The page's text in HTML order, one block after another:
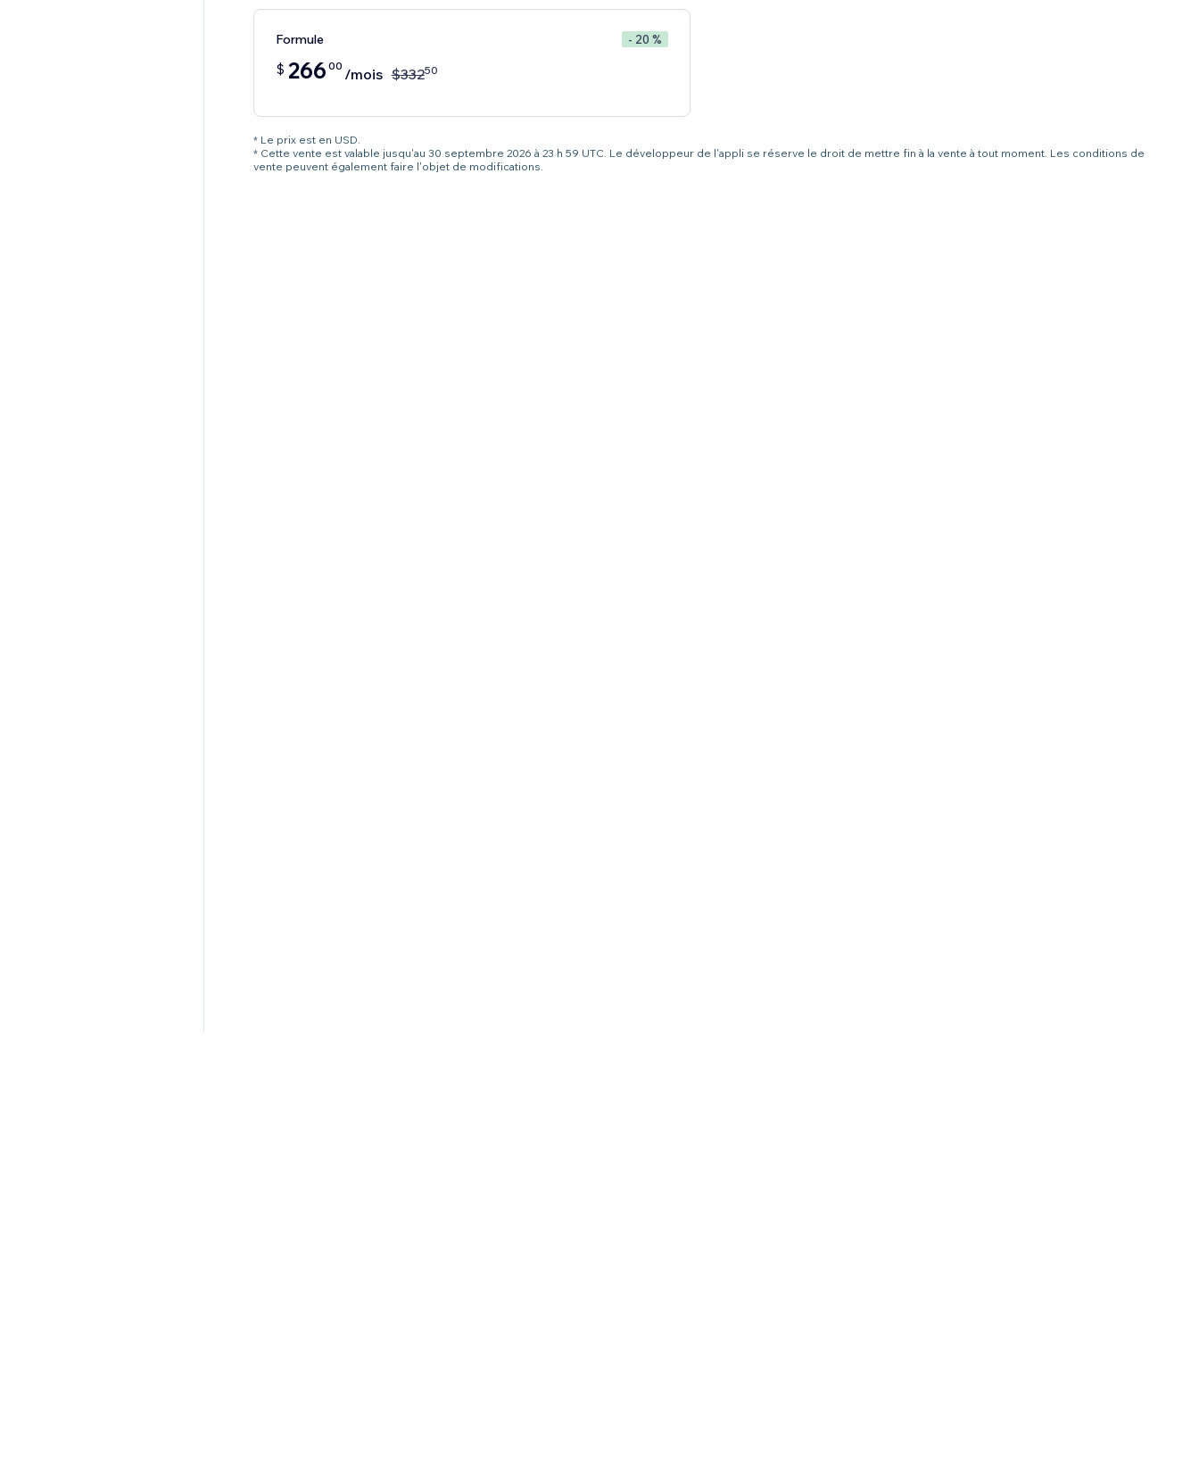
Formule - 20 %
$ 266 00 /mois $33250
* Le prix est en USD.
* Cette vente est valable jusqu'au 30 septembre 2026 à 23 h 59 UTC. Le développeur de l'appli se réserve le droit de mettre fin à la vente à tout moment. Les conditions de
vente peuvent également faire l'objet de modifications.